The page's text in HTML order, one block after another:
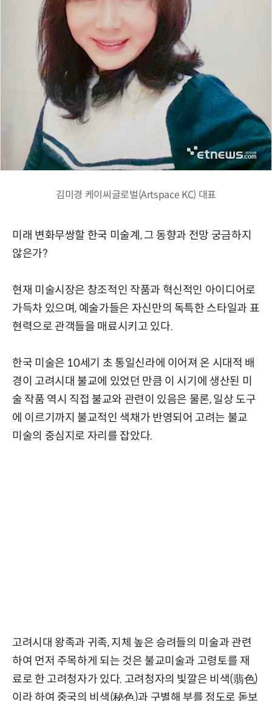
김미경 케이씨글로벌(Artspace KC) 대표
미래 변화무쌍할 한국 미술계, 그 동향과 전망 궁금하지
않은가?
현재 미술시장은 창조적인 작품과 혁신적인 아이디어로
가득차 있으며, 예술가들은 자신만의 독특한 스타일과 표
현력으로 관객들을 매료시키고 있다.
한국 미술은 10세기 초 통일신라에 이어져 온 시대적 배
경이 고려시대 불교에 있었던 만큼 이 시기에 생산된 미
술 작품 역시 직접 불교와 관련이 있음은 물론, 일상 도구
에 이르기까지 불교적인 색채가 반영되어 고려는 불교
미술의 중심지로 자리를 잡았다.
고려시대 왕족과 귀족, 지체 높은 승려들의 미술과 관련
하여 먼저 주목하게 되는 것은 불교미술과 고령토를 재
료로 한 고려청자가 있다. 고려청자의 빛깔은 비색(翡色)
이라 하여 중국의 비색(秘色)과 구별해 부를 정도로 돋보